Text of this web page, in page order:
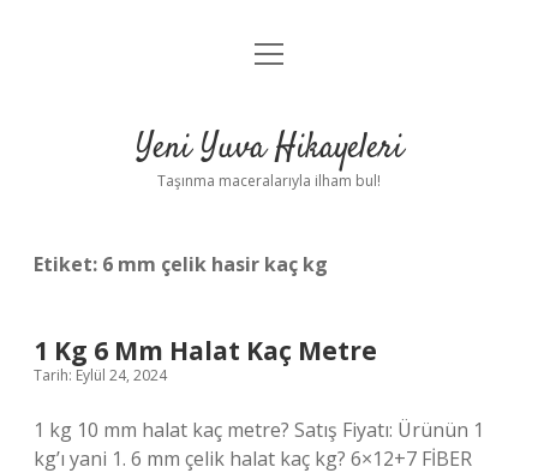
Anasayfa
Yasal Uyarı
menüyü
Yeni Yuva Hikayeleri
Taşınma maceralarıyla ilham bul!
Etiket: 6 mm çelik hasir kaç kg
1 Kg 6 Mm Halat Kaç Metre
Tarih: Eylül 24, 2024
1 kg 10 mm halat kaç metre? Satış Fiyatı: Ürünün 1
kg’ı yani 1. 6 mm çelik halat kaç kg? 6×12+7 FİBER